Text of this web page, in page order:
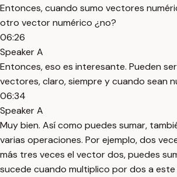
Entonces, cuando sumo vectores
otro vector numérico ¿no?
06:26
Speaker A
Entonces, eso es interesante. Pueden
vectores, claro, siempre y cuando sean
06:34
Speaker A
Muy bien. Así como puedes sumar,
varias operaciones. Por ejemplo, dos
más tres veces el vector dos, puedes
sucede cuando multiplico por dos a